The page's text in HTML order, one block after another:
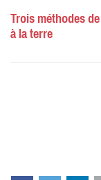
Trois méthodes
à la terre